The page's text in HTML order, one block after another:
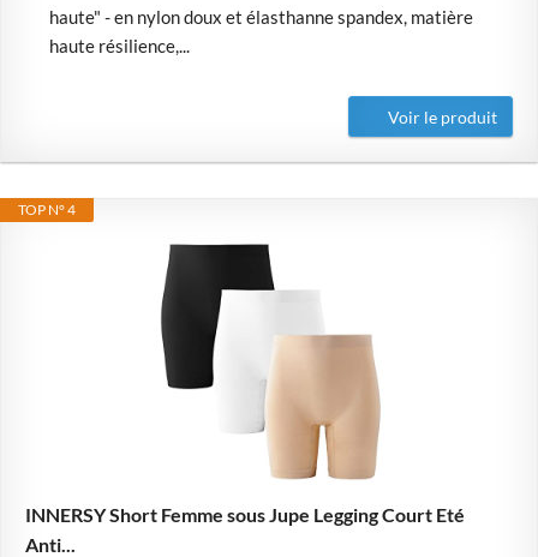
haute" - en nylon doux et élasthanne spandex, matière
haute résilience,...
Voir le produit
TOP N° 4
INNERSY Short Femme sous Jupe Legging Court Eté
Anti...